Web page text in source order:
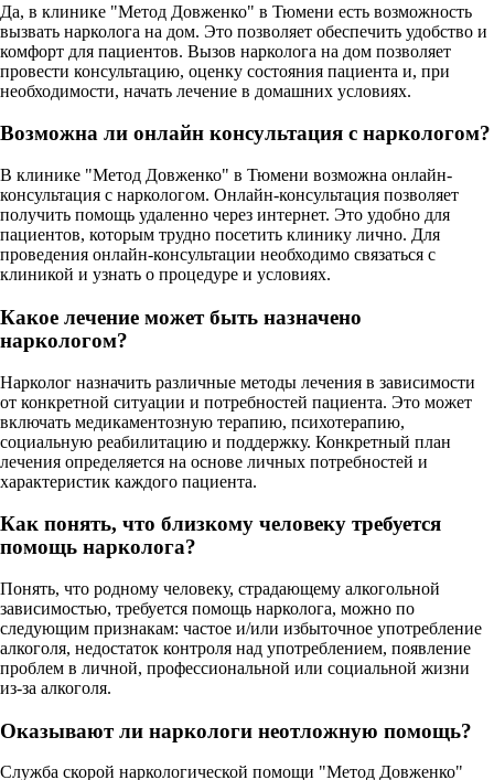
Да, в клинике "Метод Довженко" в Тюмени есть возможность
вызвать нарколога на дом. Это позволяет обеспечить удобство и
комфорт для пациентов. Вызов нарколога на дом позволяет
провести консультацию, оценку состояния пациента и, при
необходимости, начать лечение в домашних условиях.
Возможна ли онлайн консультация с наркологом?
В клинике "Метод Довженко" в Тюмени возможна онлайн-
консультация с наркологом. Онлайн-консультация позволяет
получить помощь удаленно через интернет. Это удобно для
пациентов, которым трудно посетить клинику лично. Для
проведения онлайн-консультации необходимо связаться с
клиникой и узнать о процедуре и условиях.
Какое лечение может быть назначено
наркологом?
Нарколог назначить различные методы лечения в зависимости
от конкретной ситуации и потребностей пациента. Это может
включать медикаментозную терапию, психотерапию,
социальную реабилитацию и поддержку. Конкретный план
лечения определяется на основе личных потребностей и
характеристик каждого пациента.
Как понять, что близкому человеку требуется
помощь нарколога?
Понять, что родному человеку, страдающему алкогольной
зависимостью, требуется помощь нарколога, можно по
следующим признакам: частое и/или избыточное употребление
алкоголя, недостаток контроля над употреблением, появление
проблем в личной, профессиональной или социальной жизни
из-за алкоголя.
Оказывают ли наркологи неотложную помощь?
Служба скорой наркологической помощи "Метод Довженко"